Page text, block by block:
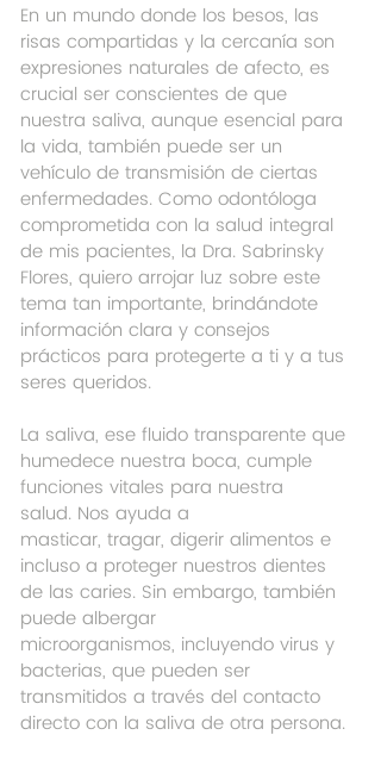
En un mundo donde los besos, las
risas compartidas y la cercanía son
expresiones naturales de afecto, es
crucial ser conscientes de que
nuestra saliva, aunque esencial para
la vida, también puede ser un
vehículo de transmisión de ciertas
enfermedades. Como odontóloga
comprometida con la salud integral
de mis pacientes, la Dra. Sabrinsky
Flores, quiero arrojar luz sobre este
tema tan importante, brindándote
información clara y consejos
prácticos para protegerte a ti y a tus
seres queridos.
La saliva, ese fluido transparente que
humedece nuestra boca, cumple
funciones vitales para nuestra
salud. Nos ayuda a
masticar, tragar, digerir alimentos e
incluso a proteger nuestros dientes
de las caries. Sin embargo, también
puede albergar
microorganismos, incluyendo virus y
bacterias, que pueden ser
transmitidos a través del contacto
directo con la saliva de otra persona.